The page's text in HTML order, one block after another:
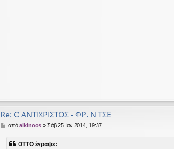
Re: Ο ΑΝΤΙΧΡΙΣΤΟΣ - ΦΡ. ΝΙΤΣΕ
Δαπό alkinoos» Σάβ 25 Ιαν 2014, 19:37
OTTO έγραψε: